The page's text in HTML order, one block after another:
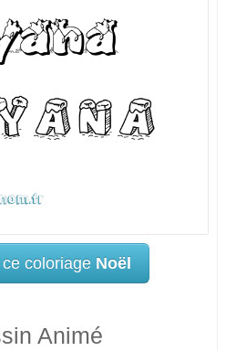
coloriage Noël
Animé